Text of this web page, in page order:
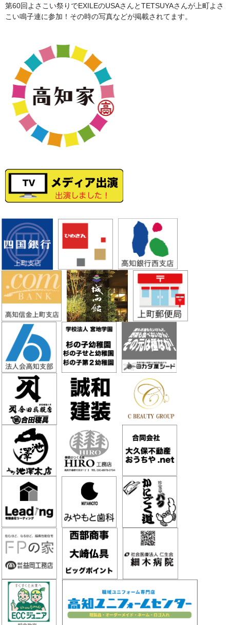
第60回よさこい祭りでEXILEのUSAさんとTETSUYAさんが上町よさ
こい鳴子連に参加！その時の写真などが掲載されてます。